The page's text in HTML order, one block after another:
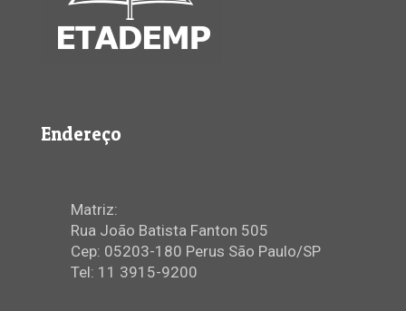
Endereço
Matriz:
Rua João Batista Fanton 505
Cep: 05203-180 Perus São Paulo/SP
Tel: 11 3915-9200